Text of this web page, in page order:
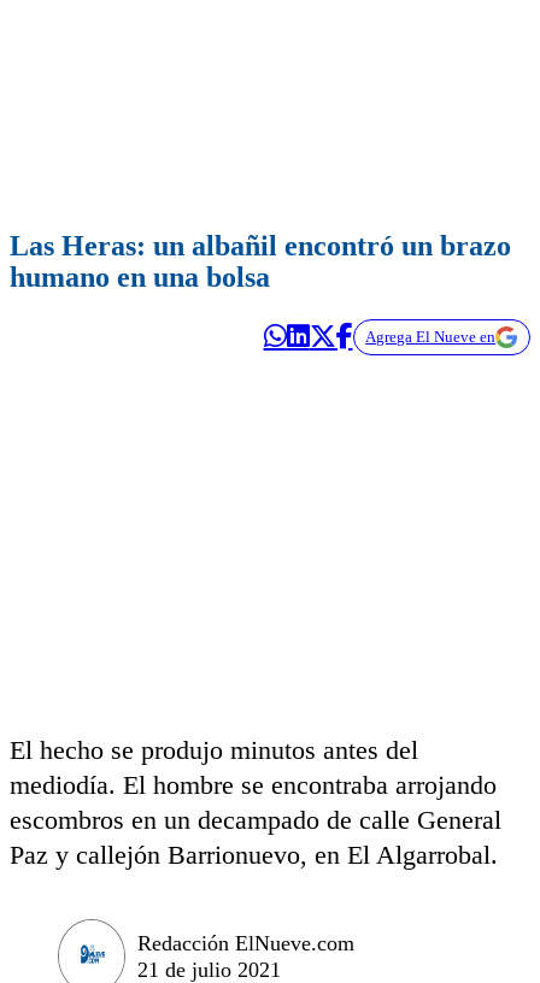
Las Heras: un albañil encontró un brazo
humano en una bolsa
Agrega El Nueve en
El hecho se produjo minutos antes del
mediodía. El hombre se encontraba arrojando
escombros en un decampado de calle General
Paz y callejón Barrionuevo, en El Algarrobal.
Redacción ElNueve.com
21 de julio 2021